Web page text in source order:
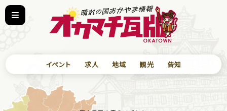
イベント 求人 地域 観光 告知